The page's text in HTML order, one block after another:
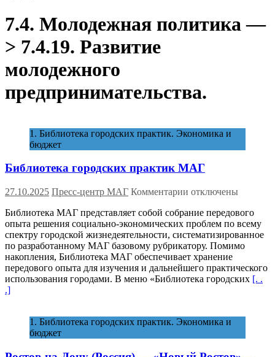
7.4. Молодежная политика —
> 7.4.19. Развитие
молодежного
предпринимательства.
1. Библиотека городских практик. Экономика и
бюджет
Библиотека городских практик МАГ
27.10.2025 Пресс-центр МАГ Комментарии к
Библиотека
городских
практик
МАГ
отключены
Библиотека МАГ представляет собой собрание передового
опыта решения социально-экономических проблем по всему
спектру городской жизнедеятельности, систематизированное
по разработанному МАГ базовому рубрикатору. Помимо
накопления, Библиотека МАГ обеспечивает хранение
передового опыта для изучения и дальнейшего практического
использования городами. В меню «Библиотека городских [. .
.]
1. Библиотека городских практик. Экономика и
бюджет